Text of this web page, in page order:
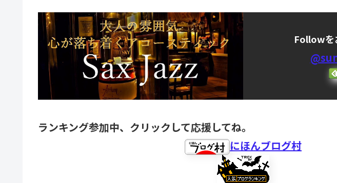
Followを
ランキング参加中、クリックして応援してね。
にほんブログ村